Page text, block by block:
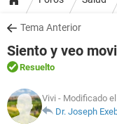
SALUD
FAMILIA
NUTRICIÓN
Tema Anterior
Siento y veo
Resuelto
Vivi - Modificado
Dr. Joseph